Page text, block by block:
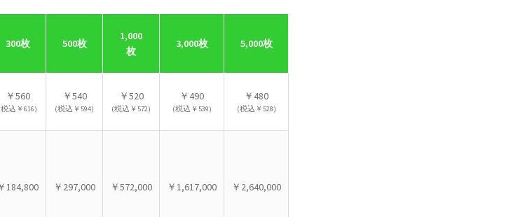
300枚 500枚
1,000
枚
3,000枚 5,000枚
￥560
込￥616)
￥540
(税込￥594)
￥520
(税込￥572)
￥490
(税込￥539)
￥480
(税込￥528)
184,800 ￥297,000 ￥572,000 ￥1,617,000 ￥2,640,000